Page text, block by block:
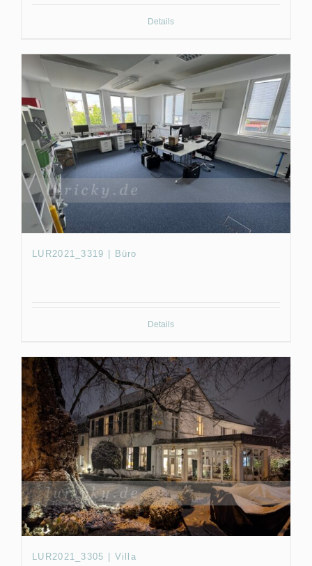
Details
LUR2021_3319 | Büro
Details
LUR2021_3305 | Villa